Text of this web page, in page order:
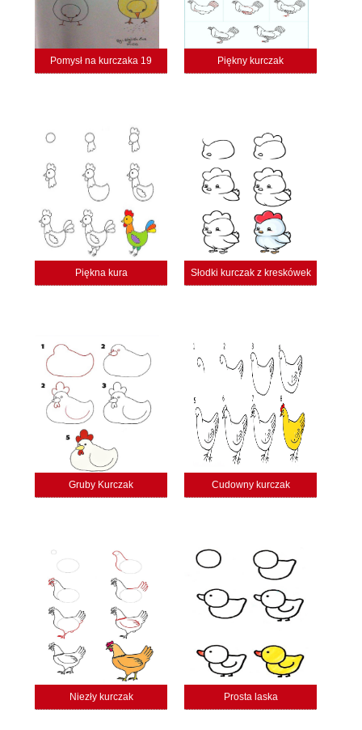
Pomysł na kurczaka 19 Piękny kurczak
Piękna kura Słodki kurczak z kreskówek
Gruby Kurczak Cudowny kurczak
Niezły kurczak Prosta laska